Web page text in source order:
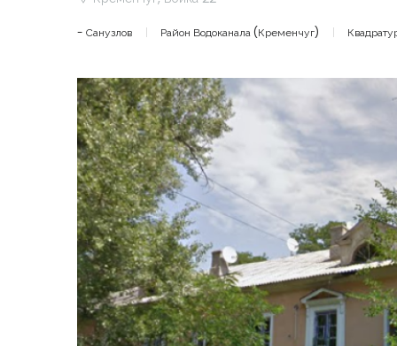
- Санузлов Район Водоканала (Кременчуг)